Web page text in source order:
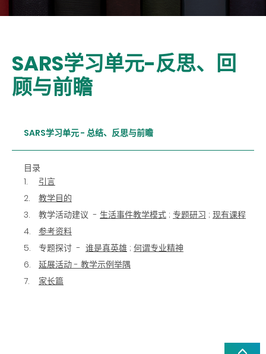
SARS学习单元-反思、回
顾与前瞻
SARS学习单元 - 总结、反思与前瞻
目录
引言
教学目的
教学活动建议 - 生活事件教学模式 ; 专题研习 ; 现有课程
参考资料
专题探讨 - 谁是真英雄 ; 何谓专业精神
延展活动 - 教学示例举隅
家长篇